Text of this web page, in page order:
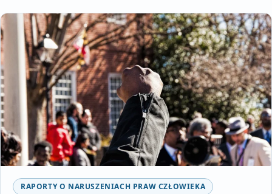
RAPORTY O NARUSZENIACH PRAW CZŁOWIEKA